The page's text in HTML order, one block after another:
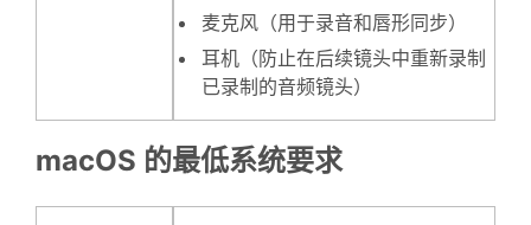
麦克风（用于录音和唇形同步）
耳机（防止在后续镜头中重新录制
已录制的音频镜头）
macOS 的最低系统要求